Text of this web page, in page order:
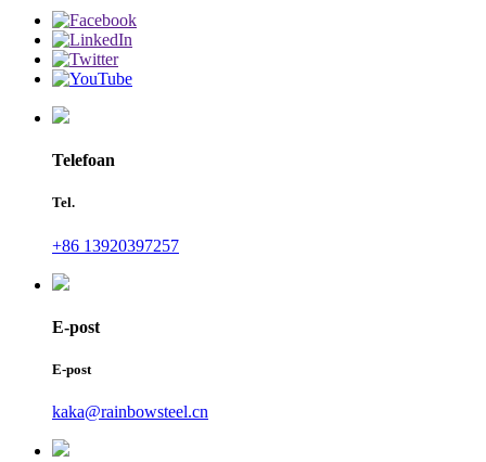
Telefoan
Tel.
+86 13920397257
E-post
E-post
kaka@rainbowsteel.cn